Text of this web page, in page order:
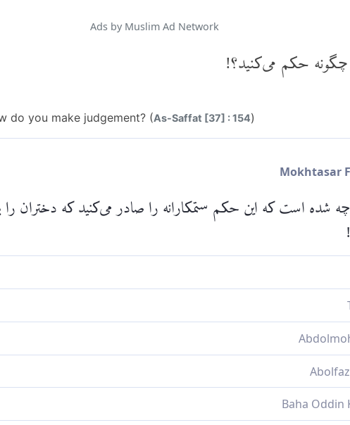
Ads by Muslim Ad Network
حکم می‌کنید؟!
do you make judgement? (As-Saffat [37] : 154)
شده است که این حکم ستمکارانه را صادر می‌کنید که دختران را
حکم می‌کنید؟
Please check ayah
قضاوت مى‌كنيد؟
مى‌كنيد